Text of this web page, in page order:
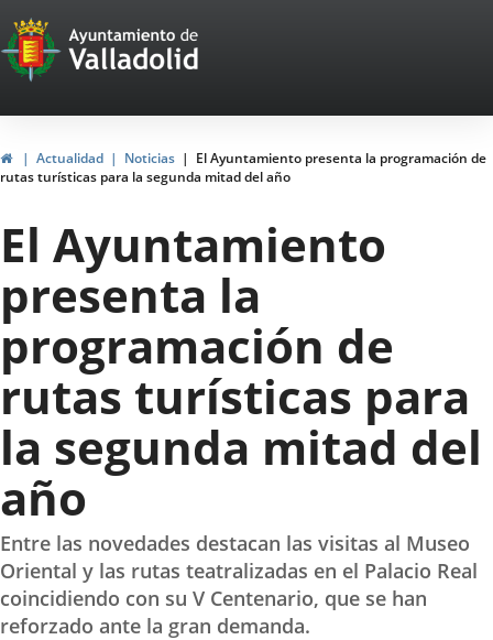
Portal
Web
del
Ayuntamiento
de
Valladolid
HomeActualidad Noticias
El Ayuntamiento presenta la programación de
rutas turísticas para la segunda mitad del año
El Ayuntamiento
presenta la
programación de
rutas turísticas para
la segunda mitad del
año
Entre las novedades destacan las visitas al Museo
Oriental y las rutas teatralizadas en el Palacio Real
coincidiendo con su V Centenario, que se han
reforzado ante la gran demanda.